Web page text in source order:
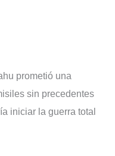
prometió una
sin precedentes
iniciar la guerra total